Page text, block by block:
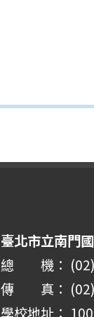
臺北市立南門
總 機： (02)
傳 真： (02)
學校地址：